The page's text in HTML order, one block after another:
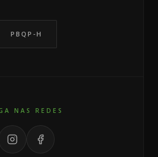
PBQP-H
NAS REDES